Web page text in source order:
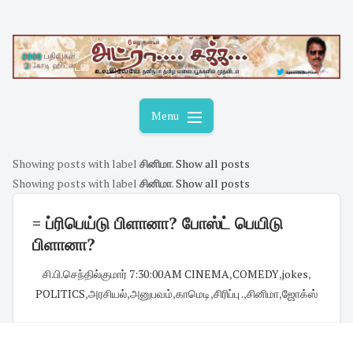
content
Menu
Showing posts with label சினிமா.Show all posts
Showing posts with label சினிமா.Show all posts
= ப்ரிபெய்டு பிளானா? போஸ்ட் பெயிடு
பிளானா?
சி.பி.செந்தில்குமார்· 7:30:00 AM CINEMA,COMEDY,jokes,
POLITICS,அரசியல்,அனுபவம்,காமெடி,சிரிப்பு .,சினிமா,ஜோக்ஸ்